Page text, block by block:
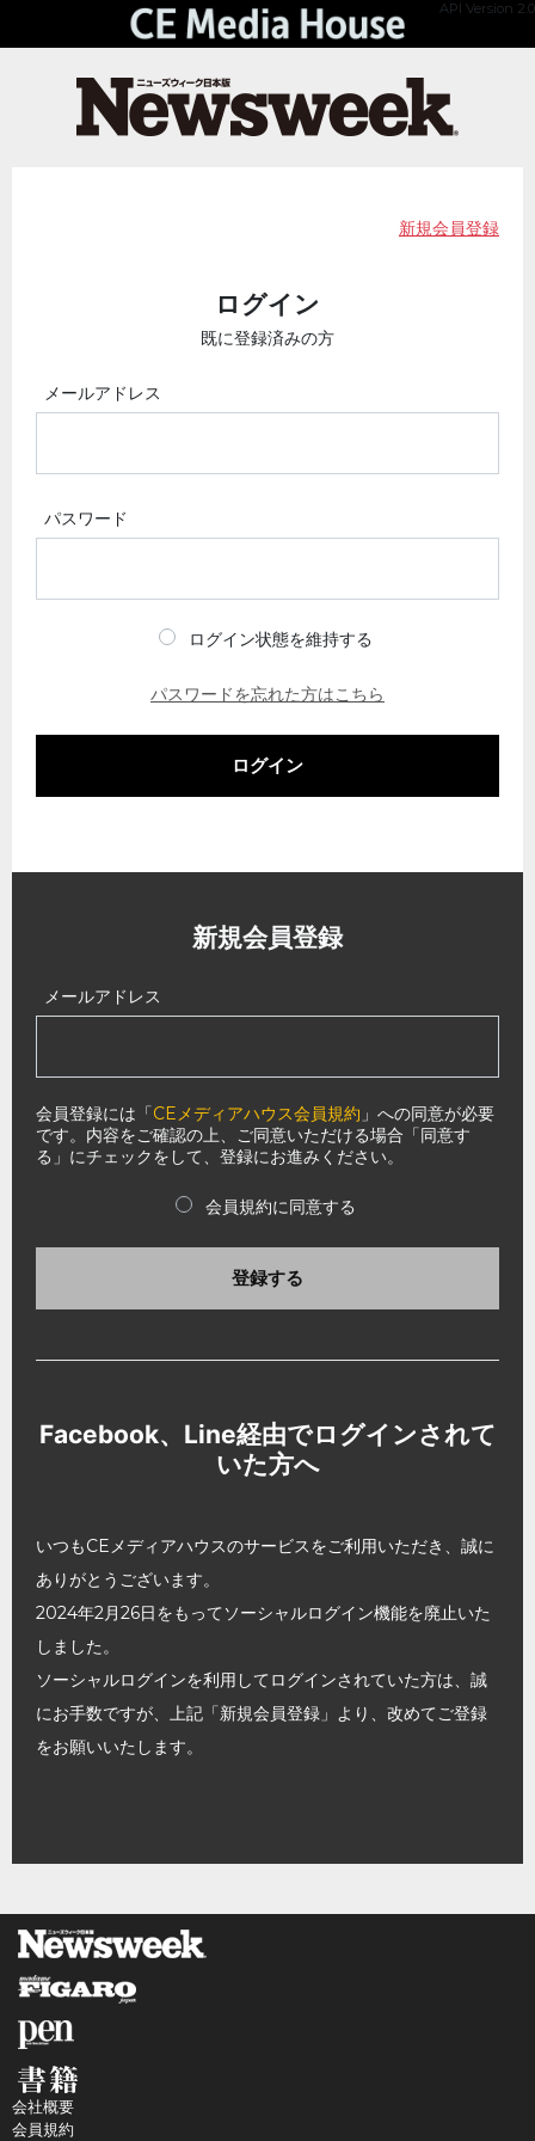
API Version 2.0
新規会員登録
ログイン
既に登録済みの方
メールアドレス
パスワード
ログイン状態を維持する
パスワードを忘れた方はこちら
ログイン
新規会員登録
メールアドレス
会員登録には「CEメディアハウス会員規約 」への同意が必要
です。内容をご確認の上、ご同意いただける場合「同意す
る」にチェックをして、登録にお進みください。
会員規約に同意する
登録する
Facebook、Line経由でログインされて
いた方へ
いつもCEメディアハウスのサービスをご利用いただき、誠に
ありがとうございます。
2024年2月26日をもってソーシャルログイン機能を廃止いた
しました。
ソーシャルログインを利用してログインされていた方は、誠
にお手数ですが、上記「新規会員登録」より、改めてご登録
をお願いいたします。
会社概要
会員規約